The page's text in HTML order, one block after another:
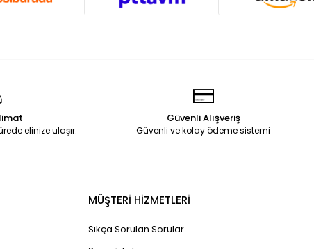
elinize ulaşır.
Güvenli Alışveriş
Güvenli ve kolay ödeme sistemi
MÜŞTERİ HİZMETLERİ
Sıkça Sorulan Sorular